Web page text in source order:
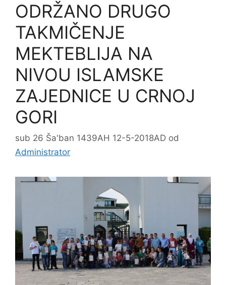
ODRŽANO DRUGO
TAKMIČENJE
MEKTEBLIJA NA
NIVOU ISLAMSKE
ZAJEDNICE U CRNOJ
GORI
sub 26 Ša'ban 1439AH 12-5-2018AD od
Administrator